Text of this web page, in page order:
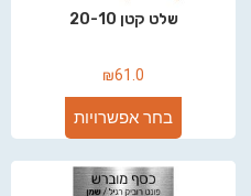
שלט קטן 20-10
₪61.0
בחר אפשרויות